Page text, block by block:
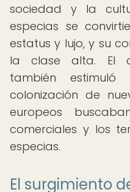
sociedad y la
especias se
estatus y lujo, y su
la clase alta. El
también
colonización de
europeos
comerciales y los
especias.
El surgimiento